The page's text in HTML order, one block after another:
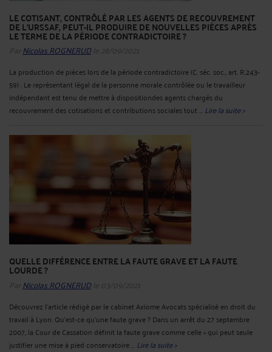
LE COTISANT, CONTRÔLÉ PAR LES AGENTS DE RECOUVREMENT
DE L’URSSAF, PEUT-IL PRODUIRE DE NOUVELLES PIÈCES APRÈS
LE TERME DE LA PÉRIODE CONTRADICTOIRE ?
Par Nicolas ROGNERUDle 28/09/2021
La production de pièces lors de la période contradictoire (C. séc. soc., art. R.243-
59) : Le représentant légal de la personne morale contrôlée ou le travailleur
indépendant est tenu de mettre à dispositiondes agents chargés du
recouvrement des cotisations et contributions sociales tout ... Lire la suite >
QUELLE DIFFÉRENCE ENTRE LA FAUTE GRAVE ET LA FAUTE
LOURDE ?
Par Nicolas ROGNERUDle 03/09/2021
Découvrez l’article rédigé par le cabinet Axiome Avocats spécialisé en droit du
travail à Lyon. Qu’est-ce qu’une faute grave ? Dans un arrêt du 27 septembre
2007, la Cour de Cassation définit la faute grave comme celle « qui peut seule
justifier une mise à pied conservatoire ... Lire la suite >